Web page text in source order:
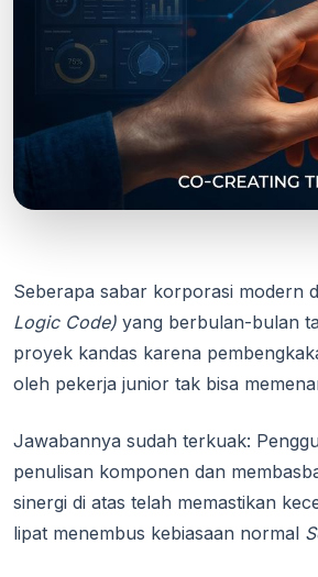
Seberapa sabar korporasi modern
Logic Code) yang berbulan-bulan
proyek kandas karena
oleh pekerja junior tak bisa
Jawabannya sudah terkuak:
penulisan komponen dan
sinergi di atas telah memastikan
lipat menembus kebiasaan normal